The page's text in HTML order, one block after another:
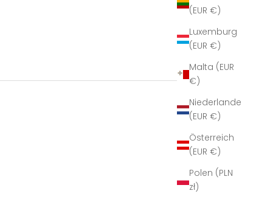
(EUR €)
Luxemburg
(EUR €)
Malta (EUR
€)
Niederlande
(EUR €)
Österreich
(EUR €)
Polen (PLN
zł)